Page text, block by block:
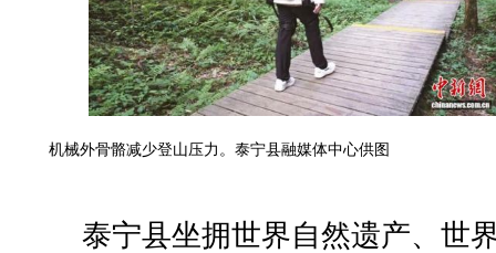
机械外骨骼减少登山压力。泰宁县融媒体中心供图
泰宁县坐拥世界自然遗产、世